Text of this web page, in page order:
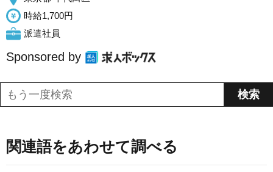
時給1,700円
派遣社員
Sponsored by
関連語をあわせて調べる